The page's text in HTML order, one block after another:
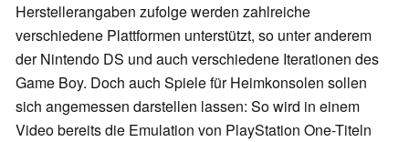
Herstellerangaben zufolge werden zahlreiche
verschiedene Plattformen unterstützt, so unter anderem
der Nintendo DS und auch verschiedene Iterationen des
Game Boy. Doch auch Spiele für Heimkonsolen sollen
sich angemessen darstellen lassen: So wird in einem
Video bereits die Emulation von PlayStation One-Titeln